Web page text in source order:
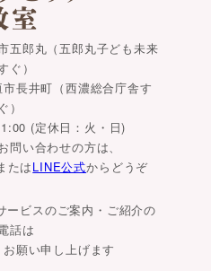
五郎丸（五郎丸子ども未来
ぐ）
市長井町（西濃総合庁舎す
ぐ）
(定休日：火・日)
問い合わせの方は、
たはLINE公式からどうぞ
ービスのご案内・ご紹介の
話は
願い申し上げます